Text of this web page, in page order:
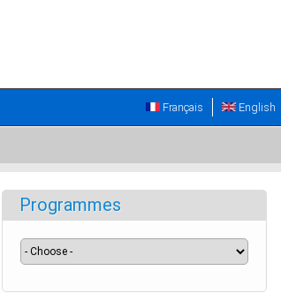
English
Français
Programmes